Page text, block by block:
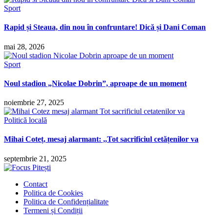
Sport
Rapid și Steaua, din nou în confruntare! Dică și Dani Coman
mai 28, 2026
Sport
Noul stadion „Nicolae Dobrin”, aproape de un moment
noiembrie 27, 2025
Politică locală
Mihai Coteț, mesaj alarmant: ,,Tot sacrificiul cetățenilor va
septembrie 21, 2025
Contact
Politica de Cookies
Politica de Confidențialitate
Termeni și Condiții